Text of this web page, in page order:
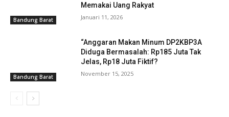
Bandung Barat
Memakai Uang Rakyat
Januari 11, 2026
Bandung Barat
“Anggaran Makan Minum DP2KBP3A
Diduga Bermasalah: Rp185 Juta Tak
Jelas, Rp18 Juta Fiktif?
November 15, 2025